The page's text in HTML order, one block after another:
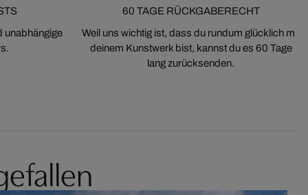
unabhängige
60 TAGE RÜCKGABERECHT
Weil uns wichtig ist, dass du rundum glücklich mit
deinem Kunstwerk bist, kannst du es 60 Tage
lang zurücksenden.